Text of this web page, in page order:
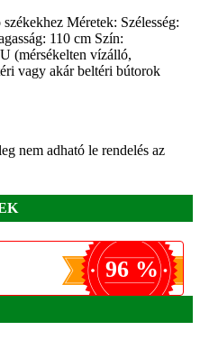
Méretek: Szélesség:
110 cm Szín:
(mérsékelten vízálló,
vagy akár beltéri bútorok
nem adható le rendelés az
96 %